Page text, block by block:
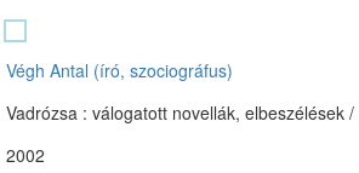
Végh Antal (író, szociográfus)
Vadrózsa : válogatott novellák, elbeszélések /
2002